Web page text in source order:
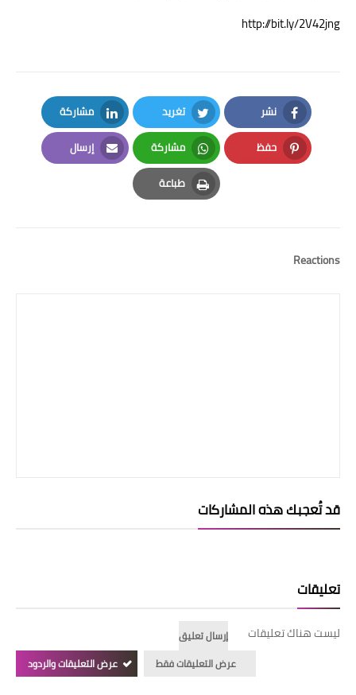
http://bit.ly/2V42jng
نشر
Facebook
تغريد
Twitter
مشاركة
LinkedIn
حفظ
Pinterest
مشاركة
Whatsapp
إرسال
Email
طباعة
Print
Reactions
قد تُعجبك هذه المشاركات
تعليقات
ليست هناك تعليقات
إرسال تعليق
عرض التعليقات فقط
عرض التعليقات والردود